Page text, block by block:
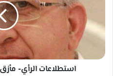
الحفيظ
الندوي
عثمان
ثودييل
نتنتياهو
..والمخرج!!*
استطلاعات الرأي-